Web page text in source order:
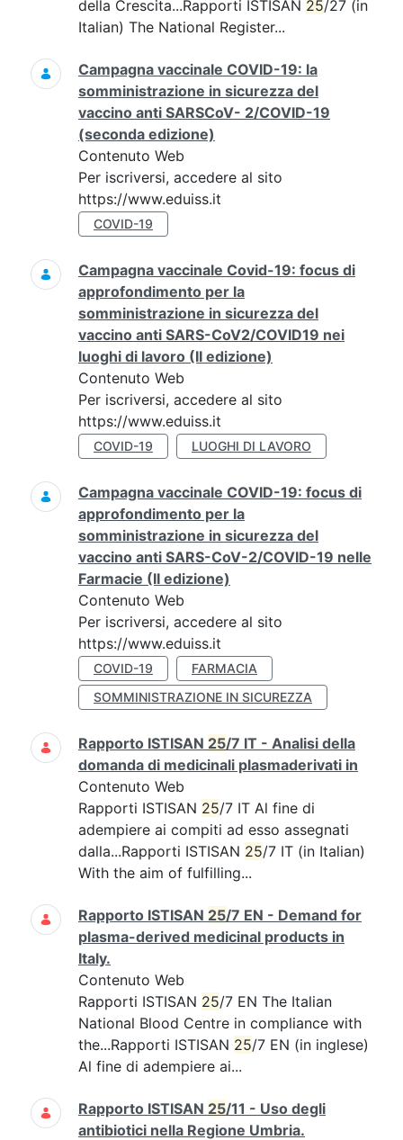
della Crescita...Rapporti ISTISAN 25/27 (in
Italian) The National Register...
Campagna vaccinale COVID-19: la
somministrazione in sicurezza del
vaccino anti SARSCoV- 2/COVID-19
(seconda edizione)
Contenuto Web
Per iscriversi, accedere al sito
https://www.eduiss.it
COVID-19
Campagna vaccinale Covid-19: focus di
approfondimento per la
somministrazione in sicurezza del
vaccino anti SARS-CoV2/COVID19 nei
luoghi di lavoro (II edizione)
Contenuto Web
Per iscriversi, accedere al sito
https://www.eduiss.it
COVID-19 LUOGHI DI LAVORO
Campagna vaccinale COVID-19: focus di
approfondimento per la
somministrazione in sicurezza del
vaccino anti SARS-CoV-2/COVID-19 nelle
Farmacie (II edizione)
Contenuto Web
Per iscriversi, accedere al sito
https://www.eduiss.it
COVID-19
FARMACIA
SOMMINISTRAZIONE IN SICUREZZA
Rapporto ISTISAN 25/7 IT - Analisi della
domanda di medicinali plasmaderivati in
Contenuto Web
Rapporti ISTISAN 25/7 IT Al fine di
adempiere ai compiti ad esso assegnati
dalla...Rapporti ISTISAN 25/7 IT (in Italian)
With the aim of fulfilling...
Rapporto ISTISAN 25/7 EN - Demand for
plasma-derived medicinal products in
Italy.
Contenuto Web
Rapporti ISTISAN 25/7 EN The Italian
National Blood Centre in compliance with
the...Rapporti ISTISAN 25/7 EN (in inglese)
Al fine di adempiere ai...
Rapporto ISTISAN 25/11 - Uso degli
antibiotici nella Regione Umbria.